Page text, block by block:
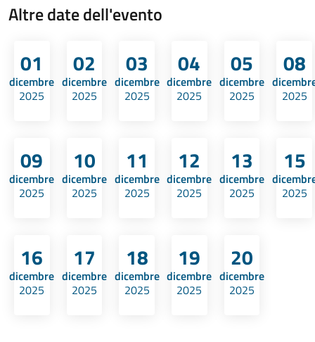
Altre date dell'evento
01
dicembre
2025
02
dicembre
2025
03
dicembre
2025
04
dicembre
2025
05
dicembre
2025
08
2025
09
dicembre
2025
10
dicembre
2025
11
dicembre
2025
12
dicembre
2025
13
dicembre
2025
15
2025
16
dicembre
2025
17
dicembre
2025
18
dicembre
2025
19
dicembre
2025
20
dicembre
2025